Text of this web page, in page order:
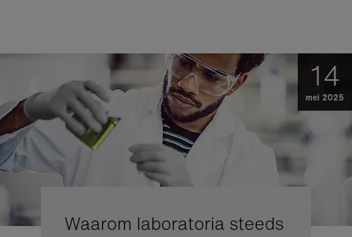
14
mei 2025
Waarom laboratoria steeds